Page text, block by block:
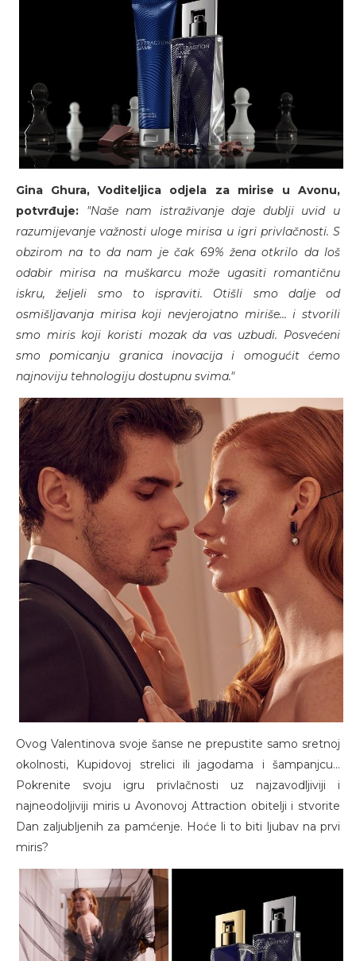
Gina Ghura, Voditeljica odjela za mirise u Avonu,
potvrđuje:
"Naše nam istraživanje daje dublji uvid u
razumijevanje važnosti uloge mirisa u igri privlačnosti. S
obzirom na to da nam je čak 69% žena otkrilo da loš
odabir mirisa na muškarcu može ugasiti romantičnu
iskru, željeli smo to ispraviti. Otišli smo dalje od
osmišljavanja mirisa koji nevjerojatno miriše... i stvorili
smo miris koji koristi mozak da vas uzbudi. Posvećeni
smo pomicanju granica inovacija i omogućit ćemo
najnoviju tehnologiju dostupnu svima."
Ovog Valentinova svoje šanse ne prepustite samo sretnoj
okolnosti, Kupidovoj strelici ili jagodama i šampanjcu...
Pokrenite svoju igru privlačnosti uz najzavodljiviji i
najneodoljiviji miris u Avonovoj Attraction obitelji i stvorite
Dan zaljubljenih za pamćenje. Hoće li to biti ljubav na prvi
miris?